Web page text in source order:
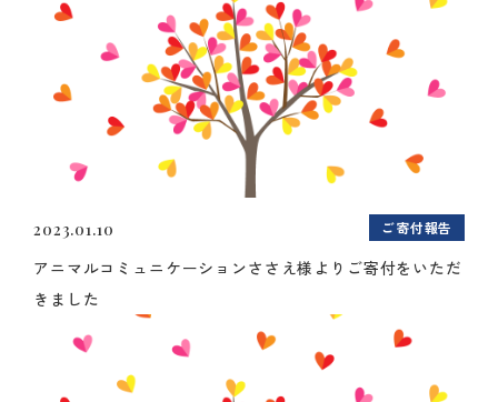
2023.01.10 ご寄付報告
アニマルコミュニケーションささえ様よりご寄付をいただ
きました